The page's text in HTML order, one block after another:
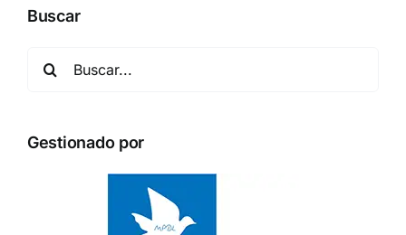
Buscar
Gestionado por